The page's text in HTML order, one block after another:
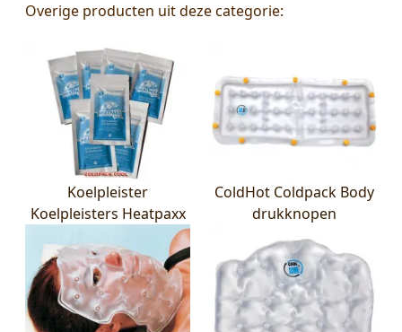
Overige producten uit deze categorie:
Koelpleister
Koelpleisters Heatpaxx
ColdHot Coldpack Body
drukknopen